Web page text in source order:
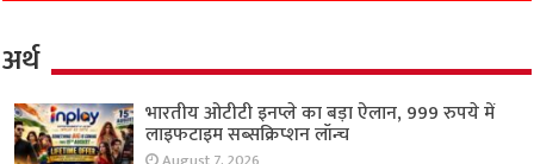
अर्थ
भारतीय ओटीटी इनप्ले का बड़ा ऐलान, 999 रुपये में
लाइफटाइम सब्सक्रिप्शन लॉन्च